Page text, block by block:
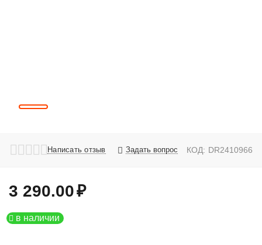
Написать отзыв Задать вопрос КОД: DR2410966
3 290.00₽
в наличии